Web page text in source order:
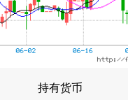
持有货币